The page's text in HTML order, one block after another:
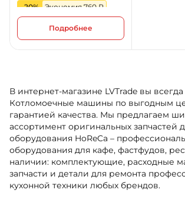
-20%
Экономия 760 ₽
Подробнее
В интернет-магазине LVTrade вы
Котломоечные машины по выгодным
гарантией качества. Мы предлагаем
ассортимент оригинальных запчастей
оборудования HoReCa –
оборудования для кафе, фастфудов,
наличии: комплектующие, расходные
запчасти и детали для ремонта
кухонной техники любых брендов.